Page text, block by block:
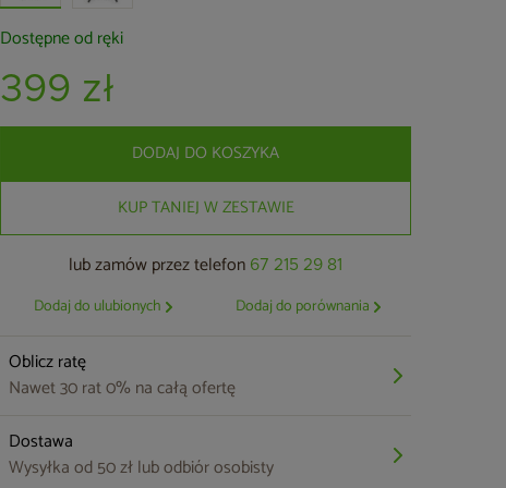
Dostępne od ręki
399 zł
DODAJ DO KOSZYKA
KUP TANIEJ W ZESTAWIE
lub zamów przez telefon 67 215 29 81
Dodaj do ulubionych Dodaj do porównania
Oblicz ratę
Nawet 30 rat 0% na całą ofertę
Dostawa
Wysyłka od 50 zł lub odbiór osobisty